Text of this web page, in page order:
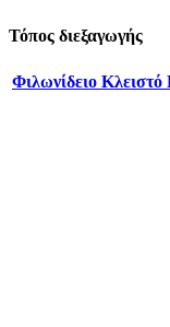
Τόπος διεξαγωγής
Φιλωνίδειο